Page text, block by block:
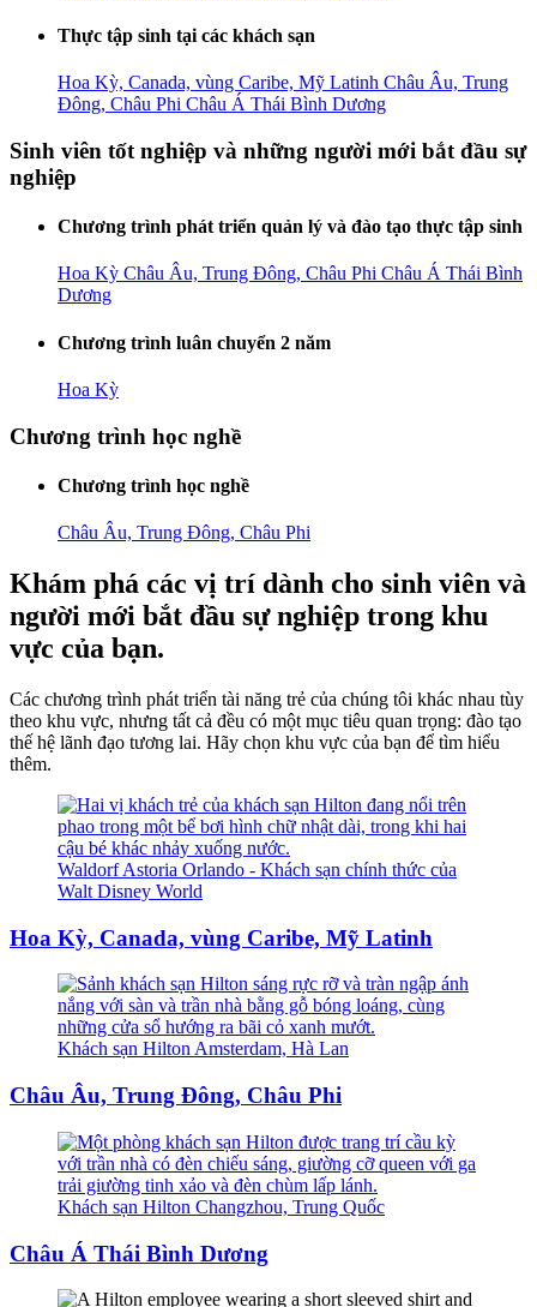
Thực tập sinh tại các khách sạn
Hoa Kỳ, Canada, vùng Caribe, Mỹ Latinh Châu Âu, Trung
Đông, Châu Phi Châu Á Thái Bình Dương
Sinh viên tốt nghiệp và những người mới bắt đầu sự
nghiệp
Chương trình phát triển quản lý và đào tạo thực tập sinh
Hoa Kỳ Châu Âu, Trung Đông, Châu Phi Châu Á Thái Bình
Dương
Chương trình luân chuyển 2 năm
Hoa Kỳ
Chương trình học nghề
Chương trình học nghề
Châu Âu, Trung Đông, Châu Phi
Khám phá các vị trí dành cho sinh viên và
người mới bắt đầu sự nghiệp trong khu
vực của bạn.
Các chương trình phát triển tài năng trẻ của chúng tôi khác nhau tùy
theo khu vực, nhưng tất cả đều có một mục tiêu quan trọng: đào tạo
thế hệ lãnh đạo tương lai. Hãy chọn khu vực của bạn để tìm hiểu
thêm.
Waldorf Astoria Orlando - Khách sạn chính thức của
Walt Disney World
Hoa Kỳ, Canada, vùng Caribe, Mỹ Latinh
Khách sạn Hilton Amsterdam, Hà Lan
Châu Âu, Trung Đông, Châu Phi
Khách sạn Hilton Changzhou, Trung Quốc
Châu Á Thái Bình Dương